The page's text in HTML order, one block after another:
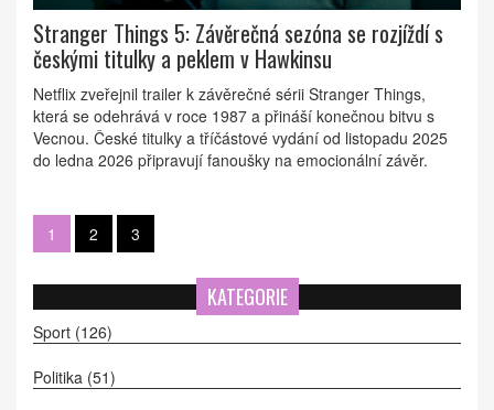
Stranger Things 5: Závěrečná sezóna se rozjíždí s
českými titulky a peklem v Hawkinsu
Netflix zveřejnil trailer k závěrečné sérii Stranger Things,
která se odehrává v roce 1987 a přináší konečnou bitvu s
Vecnou. České titulky a tříčástové vydání od listopadu 2025
do ledna 2026 připravují fanoušky na emocionální závěr.
1 2 3
KATEGORIE
Sport (126)
Politika (51)